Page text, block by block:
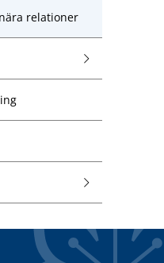
relationer